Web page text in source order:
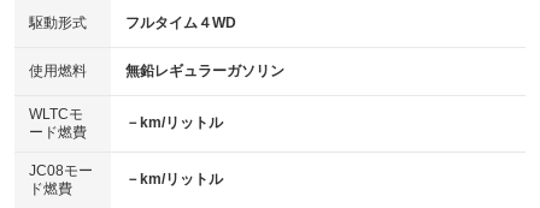
USB入力端子
：装備なし
100V電源
：装備なし
センターデフロック
：装備なし
電動格納ミラー
：装備あり
HID(キセノンライト)
バックカメラ
エアロ
：装備なし
ローダウン
：装備なし
駆動形式 フルタイム４WD
使用燃料 無鉛レギュラーガソリン
WLTCモ
ード燃費
－km/リットル
JC08モー
ド燃費
－km/リットル